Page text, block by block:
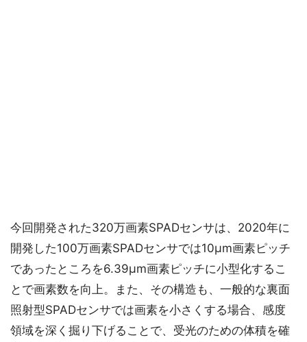
今回開発された320万画素SPADセンサは、2020年に
開発した100万画素SPADセンサでは10μm画素ピッチ
であったところを6.39μm画素ピッチに小型化するこ
とで画素数を向上。また、その構造も、一般的な裏面
照射型SPADセンサでは画素を小さくする場合、感度
領域を深く掘り下げることで、受光のための体積を確